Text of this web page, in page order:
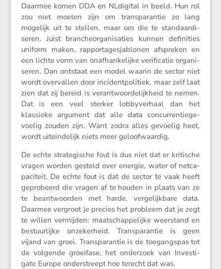
Daarmee komen DDA en NLdigital in beeld. Hun rol
zou niet moeten zijn om trans­pa­rantie zo lang
mogelijk uit te stellen, maar om die te standaar­di­
seren. Juist branche­or­ga­ni­sa­ties kunnen defini­ties
uniform maken, rappor­ta­ge­sja­blonen afspreken en
een lichte vorm van onafhan­ke­lijke verifi­catie organi­
seren. Dan ontstaat een model waarin de sector niet
wordt overvallen door incident­po­li­tiek, maar zelf laat
zien dat zij bereid is verant­woor­de­lijk­heid te nemen.
Dat is een veel sterker lobby­ver­haal dan het
klassieke argument dat alle data concur­ren­tie­ge­
voelig zouden zijn. Want zodra alles gevoelig heet,
wordt uitein­de­lijk niets meer geloofwaardig.
De echte strate­gi­sche fout is dus niet dat er kriti­sche
vragen worden gesteld over energie, water of netca­
pa­ci­teit. De echte fout is dat de sector te vaak heeft
gepro­beerd die vragen af te houden in plaats van ze
te beant­woorden met harde, verge­lijk­bare data.
Daarmee vergroot je precies het probleem dat je zegt
te willen vermijden: maatschap­pe­lijke weerstand en
bestuur­lijke onzeker­heid. Trans­pa­rantie is geen
vijand van groei. Trans­pa­rantie is de toegangspas tot
de volgende groei­fase, het onder­zoek van Inves­ti­
gate Europe onder­streept hoe terecht dat was.